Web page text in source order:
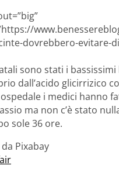
dovrebbero-evitare-
sono stati i bassissimi
dall’acido glicirrizico
i medici hanno
ma non c’è stato
sole 36 ore.
da Pixabay